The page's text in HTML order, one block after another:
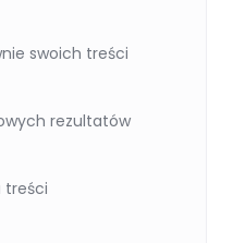
swoich treści
rezultatów
treści